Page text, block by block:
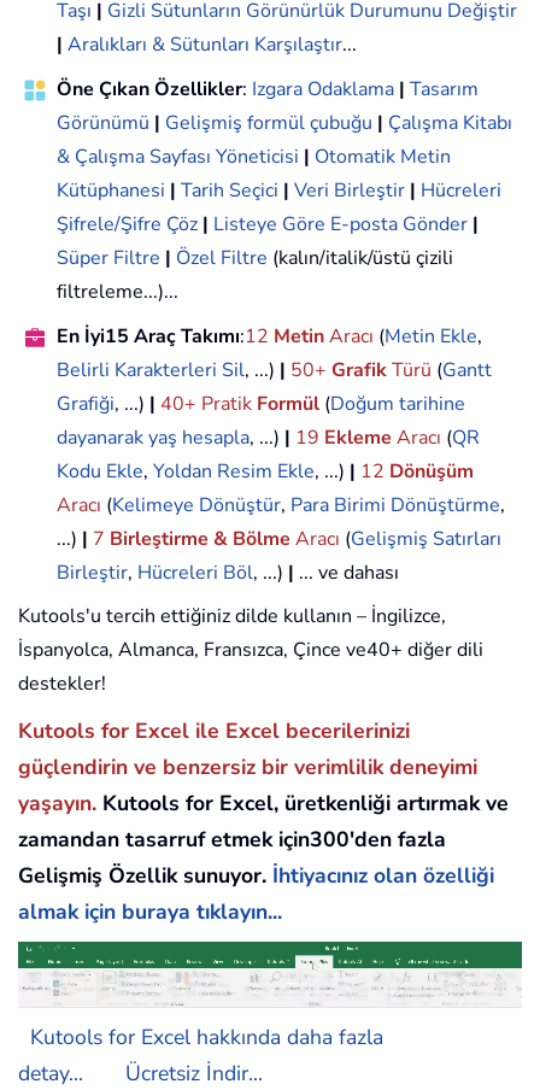
Taşı | Gizli Sütunların Görünürlük Durumunu Değiştir
| Aralıkları & Sütunları Karşılaştır...
Öne Çıkan Özellikler: Izgara Odaklama | Tasarım
Görünümü | Gelişmiş formül çubuğu | Çalışma Kitabı
& Çalışma Sayfası Yöneticisi | Otomatik Metin
Kütüphanesi | Tarih Seçici | Veri Birleştir | Hücreleri
Şifrele/Şifre Çöz | Listeye Göre E-posta Gönder |
Süper Filtre | Özel Filtre (kalın/italik/üstü çizili
filtreleme...)...
En İyi15 Araç Takımı:12 MetinAracı (Metin Ekle,
Belirli Karakterleri Sil, ...) | 50+ GrafikTürü (Gantt
Grafiği, ...) | 40+ Pratik Formül (Doğum tarihine
dayanarak yaş hesapla, ...) | 19 Ekleme Aracı (QR
Kodu Ekle, Yoldan Resim Ekle, ...) | 12 Dönüşüm
Aracı (Kelimeye Dönüştür, Para Birimi Dönüştürme,
...) | 7 Birleştirme & Bölme Aracı (Gelişmiş Satırları
Birleştir, Hücreleri Böl, ...) | ... ve dahası
Kutools'u tercih ettiğiniz dilde kullanın – İngilizce,
İspanyolca, Almanca, Fransızca, Çince ve40+ diğer dili
destekler!
Kutools for Excel ile Excel becerilerinizi
güçlendirin ve benzersiz bir verimlilik deneyimi
yaşayın. Kutools for Excel, üretkenliği artırmak ve
zamandan tasarruf etmek için300'den fazla
Gelişmiş Özellik sunuyor. İhtiyacınız olan özelliği
almak için buraya tıklayın...
Kutools for Excel hakkında daha fazla
detay...
Ücretsiz İndir...